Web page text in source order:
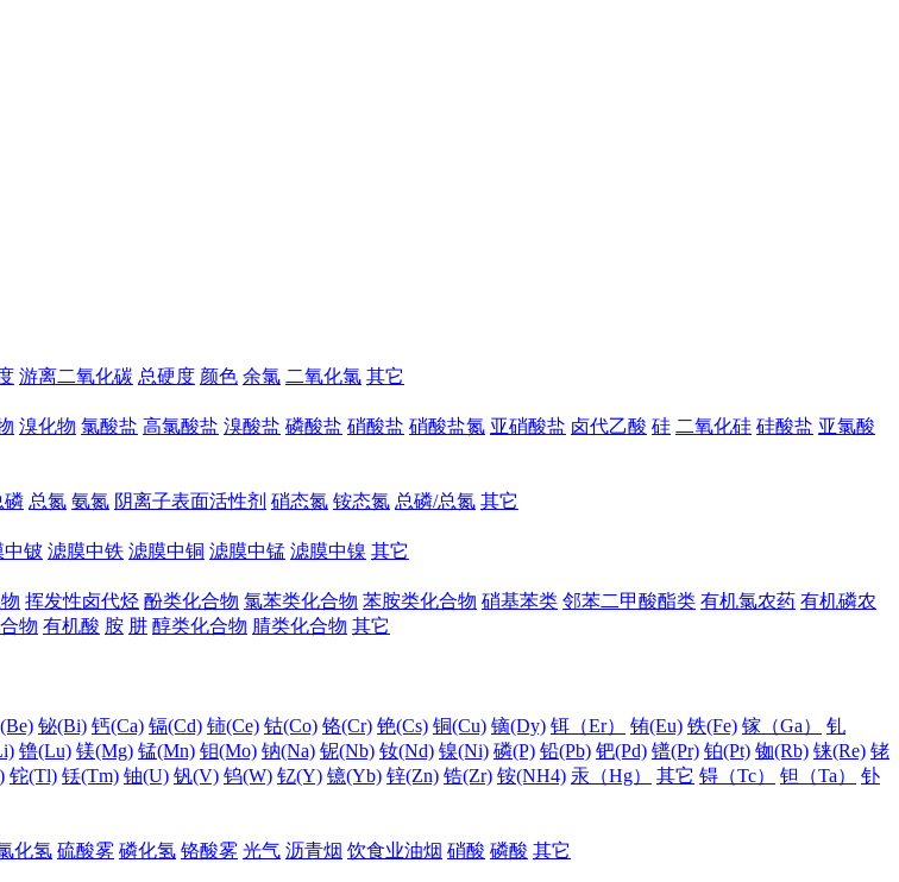
游离二氧化碳 总硬度 颜色 余氯 二氧化氯 其它
溴化物 氯酸盐 高氯酸盐 溴酸盐 磷酸盐 硝酸盐 硝酸盐氮 亚硝酸盐 卤代乙酸 硅 二氧化硅 硅酸盐 亚氯酸
磷 总氮 氨氮 阴离子表面活性剂 硝态氮 铵态氮 总磷/总氮 其它
中铍 滤膜中铁 滤膜中铜 滤膜中锰 滤膜中镍 其它
挥发性卤代烃 酚类化合物 氯苯类化合物 苯胺类化合物 硝基苯类 邻苯二甲酸酯类 有机氯农药 有机磷农
物 有机酸 胺 肼 醇类化合物 腈类化合物 其它
铋(Bi) 钙(Ca) 镉(Cd) 铈(Ce) 钴(Co) 铬(Cr) 铯(Cs) 铜(Cu) 镝(Dy) 铒（Er） 铕(Eu) 铁(Fe) 镓（Ga）
钆
镥(Lu) 镁(Mg) 锰(Mn) 钼(Mo) 钠(Na) 铌(Nb) 钕(Nd) 镍(Ni) 磷(P) 铅(Pb) 钯(Pd) 镨(Pr) 铂(Pt) 铷(Rb) 铼(Re) 铑
铊(Tl) 铥(Tm) 铀(U) 钒(V) 钨(W) 钇(Y) 镱(Yb) 锌(Zn) 锆(Zr) 铵(NH4) 汞（Hg） 其它 锝（Tc） 钽（Ta）
钋
化氢 硫酸雾 磷化氢 铬酸雾 光气 沥青烟 饮食业油烟 硝酸 磷酸 其它